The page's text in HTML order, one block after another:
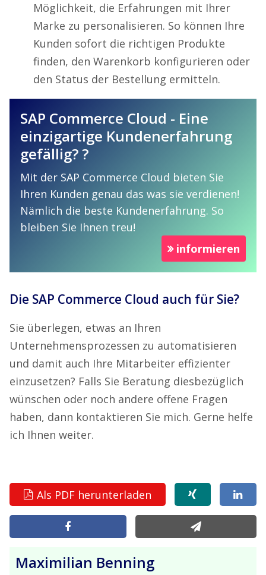
Möglichkeit, die Erfahrungen mit Ihrer
Marke zu personalisieren. So können Ihre
Kunden sofort die richtigen Produkte
finden, den Warenkorb konfigurieren oder
den Status der Bestellung ermitteln.
SAP Commerce Cloud - Eine
einzigartige Kundenerfahrung
gefällig? ?
Mit der SAP Commerce Cloud bieten Sie
Ihren Kunden genau das was sie verdienen!
Nämlich die beste Kundenerfahrung. So
bleiben Sie Ihnen treu!
informieren
Die SAP Commerce Cloud auch für Sie?
Sie überlegen, etwas an Ihren
Unternehmensprozessen zu automatisieren
und damit auch Ihre Mitarbeiter effizienter
einzusetzen? Falls Sie Beratung diesbezüglich
wünschen oder noch andere offene Fragen
haben, dann kontaktieren Sie mich. Gerne helfe
ich Ihnen weiter.
Als PDF herunterladen
Maximilian Benning